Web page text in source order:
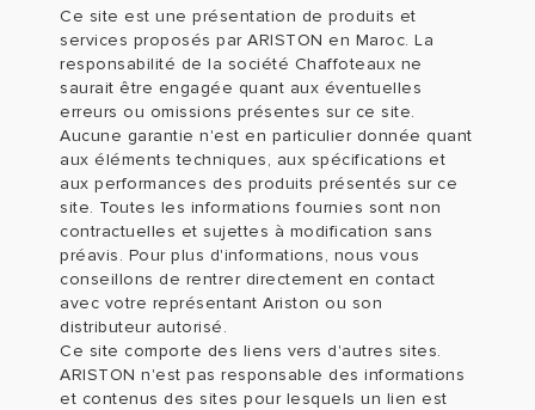
Ce site est une présentation de produits et
services proposés par ARISTON en Maroc. La
responsabilité de la société Chaffoteaux ne
saurait être engagée quant aux éventuelles
erreurs ou omissions présentes sur ce site.
Aucune garantie n'est en particulier donnée quant
aux éléments techniques, aux spécifications et
aux performances des produits présentés sur ce
site. Toutes les informations fournies sont non
contractuelles et sujettes à modification sans
préavis. Pour plus d'informations, nous vous
conseillons de rentrer directement en contact
avec votre représentant Ariston ou son
distributeur autorisé.
Ce site comporte des liens vers d'autres sites.
ARISTON n'est pas responsable des informations
et contenus des sites pour lesquels un lien est